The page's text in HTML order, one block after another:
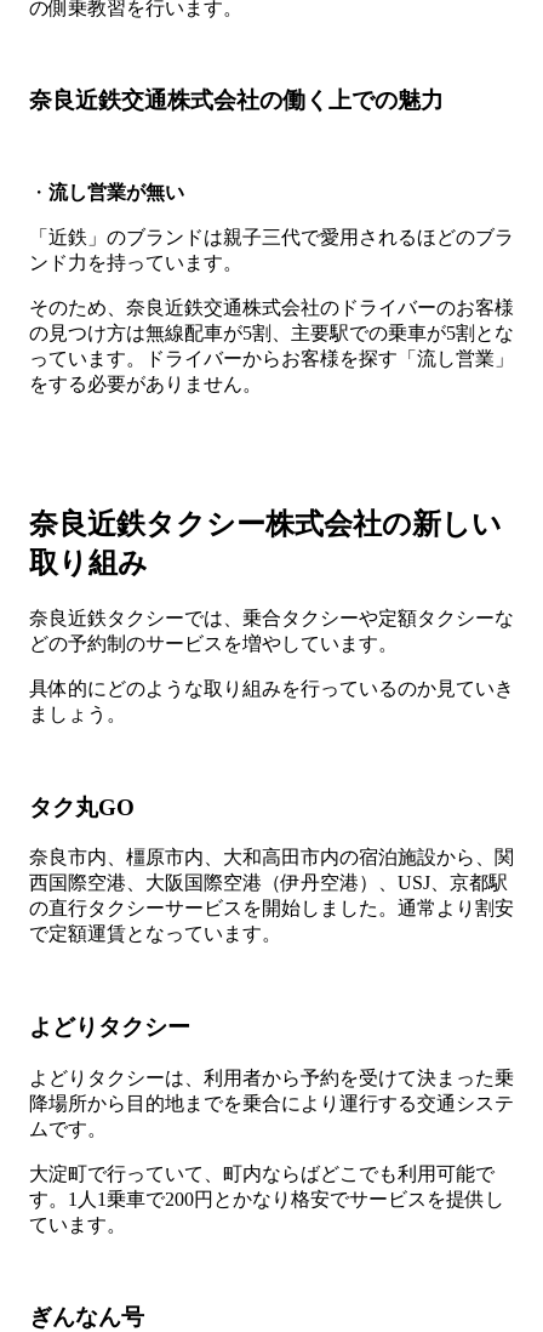
の側乗教習を行います。
奈良近鉄交通株式会社の働く上での魅力
・ 流し営業が無い
「近鉄」のブランドは親子三代で愛用されるほどのブラ
ンド力を持っています。
そのため、奈良近鉄交通株式会社のドライバーのお客様
の見つけ方は無線配車が5割、主要駅での乗車が5割とな
っています。ドライバーからお客様を探す「流し営業」
をする必要がありません。
奈良近鉄タクシー株式会社の新しい
取り組み
奈良近鉄タクシーでは、乗合タクシーや定額タクシーな
どの予約制のサービスを増やしています。
具体的にどのような取り組みを行っているのか見ていき
ましょう。
タク丸GO
奈良市内、橿原市内、大和高田市内の宿泊施設から、関
西国際空港、大阪国際空港（伊丹空港）、USJ、京都駅
の直行タクシーサービスを開始しました。通常より割安
で定額運賃となっています。
よどりタクシー
よどりタクシーは、利用者から予約を受けて決まった乗
降場所から目的地までを乗合により運行する交通システ
ムです。
大淀町で行っていて、町内ならばどこでも利用可能で
す。1人1乗車で200円とかなり格安でサービスを提供し
ています。
ぎんなん号